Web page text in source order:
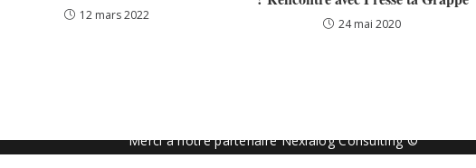
12 mars 2022
24 mai 2020
Merci à notre partenaire Nexialog Consulting ©